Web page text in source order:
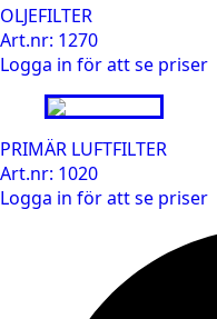
OLJEFILTER
Art.nr: 1270
Logga in för att se priser
PRIMÄR LUFTFILTER
Art.nr: 1020
Logga in för att se priser